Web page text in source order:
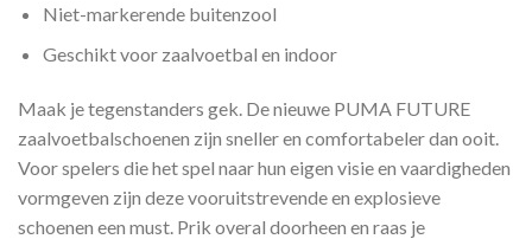
Niet-markerende buitenzool
Geschikt voor zaalvoetbal en indoor
Maak je tegenstanders gek. De nieuwe PUMA FUTURE
zaalvoetbalschoenen zijn sneller en comfortabeler dan ooit.
Voor spelers die het spel naar hun eigen visie en vaardigheden
vormgeven zijn deze vooruitstrevende en explosieve
schoenen een must. Prik overal doorheen en raas je